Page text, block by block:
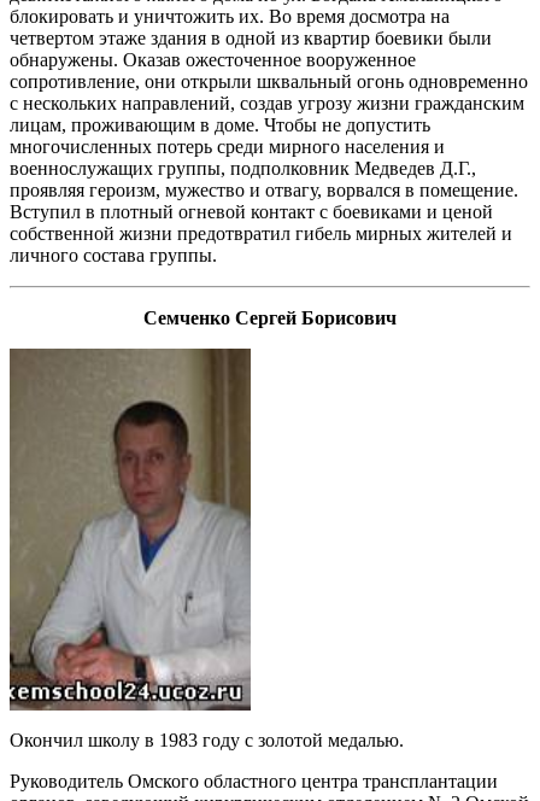
блокировать и уничтожить их. Во время досмотра на
четвертом этаже здания в одной из квартир боевики были
обнаружены. Оказав ожесточенное вооруженное
сопротивление, они открыли шквальный огонь одновременно
с нескольких направлений, создав угрозу жизни гражданским
лицам, проживающим в доме. Чтобы не допустить
многочисленных потерь среди мирного населения и
военнослужащих группы, подполковник Медведев Д.Г.,
проявляя героизм, мужество и отвагу, ворвался в помещение.
Вступил в плотный огневой контакт с боевиками и ценой
собственной жизни предотвратил гибель мирных жителей и
личного состава группы.
Семченко Сергей Борисович
Окончил школу в 1983 году с золотой медалью.
Руководитель Омского областного центра трансплантации